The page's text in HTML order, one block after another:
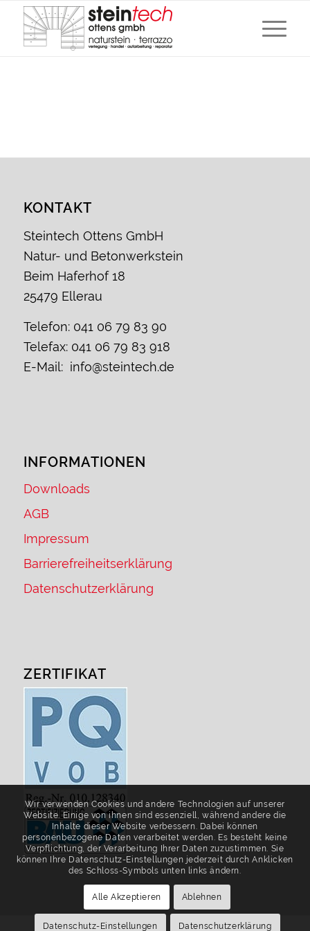
KONTAKT
Steintech Ottens GmbH
Natur- und Betonwerkstein
Beim Haferhof 18
25479 Ellerau
Telefon: 041 06 79 83 90
Telefax: 041 06 79 83 918
E-Mail: info@steintech.de
INFORMATIONEN
Downloads
AGB
Impressum
Barrierefreiheitserklärung
Datenschutzerklärung
ZERTIFIKAT
Wir verwenden Cookies und andere Technologien auf unserer
Website. Einige von ihnen sind essenziell, während andere die
Inhalte dieser Website verbessern. Dabei können
personenbezogene Daten verarbeitet werden. Es besteht keine
Verpflichtung, der Verarbeitung Ihrer Daten zuzustimmen. Sie
können Ihre Datenschutz-Einstellungen jederzeit durch Anklicken
des Schloss-Symbols unten links ändern.
Alle Akzeptieren Ablehnen
Datenschutz-Einstellungen Datenschutzerklärung